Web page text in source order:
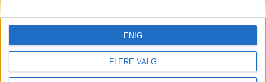
FLERE VALG
ENIG
redaktor@vartoslo.no,tlf: 93 25 68 32
TIPS OSS